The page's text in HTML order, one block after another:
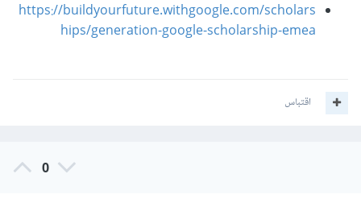
https://buildyourfuture.withgoogle.com/scholars
hips/generation-google-scholarship-emea
اقتباس
0